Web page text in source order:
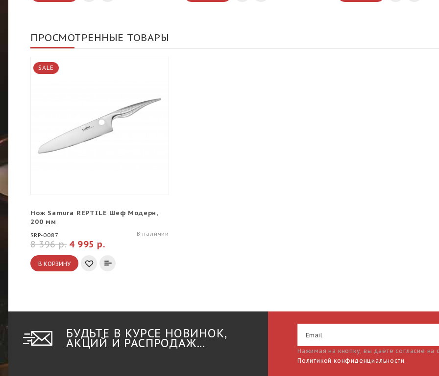
ПРОСМОТРЕННЫЕ ТОВАРЫ
SALE
Нож Samura REPTILE Шеф Модерн,
200 мм
SRP-0087 В наличии
4 995 р.
8 396 р.
В КОРЗИНУ
БУДЬТЕ В КУРСЕ НОВИНОК,
АКЦИЙ И РАСПРОДАЖ...
Нажимая на кнопку, вы даёте согласие на
Политикой конфиденциальности.